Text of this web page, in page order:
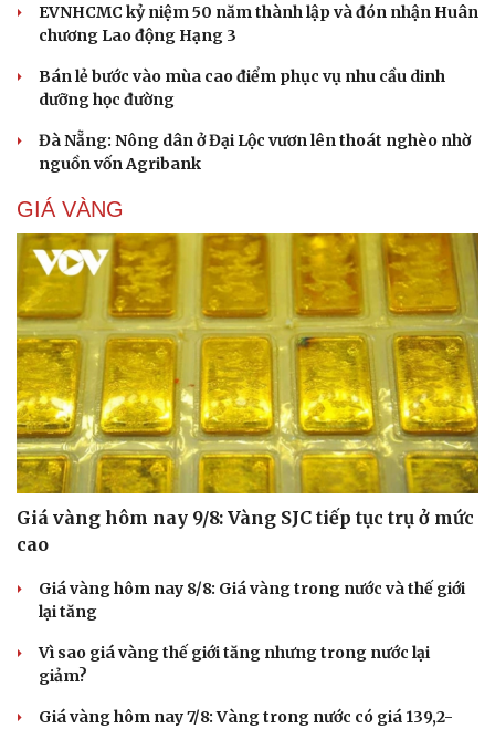
EVNHCMC kỷ niệm 50 năm thành lập và đón nhận Huân
chương Lao động Hạng 3
Bán lẻ bước vào mùa cao điểm phục vụ nhu cầu dinh
dưỡng học đường
Đà Nẵng: Nông dân ở Đại Lộc vươn lên thoát nghèo nhờ
nguồn vốn Agribank
GIÁ VÀNG
Giá vàng hôm nay 9/8: Vàng SJC tiếp tục trụ ở mức
cao
Giá vàng hôm nay 8/8: Giá vàng trong nước và thế giới
lại tăng
Vì sao giá vàng thế giới tăng nhưng trong nước lại
giảm?
Giá vàng hôm nay 7/8: Vàng trong nước có giá 139,2-